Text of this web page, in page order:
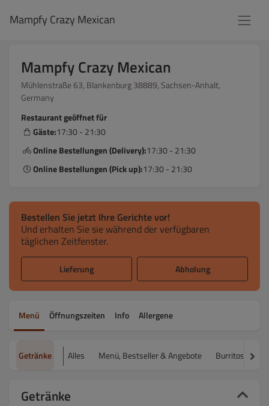
Mampfy Crazy Mexican
Mampfy Crazy Mexican
Mühlenstraße 63, Blankenburg 38889, Sachsen-Anhalt,
Germany
Restaurant geöffnet für
Gäste:17:30 - 21:30
Online Bestellungen (Delivery):17:30 - 21:30
Online Bestellungen (Pick up):17:30 - 21:30
Bestellen Sie jetzt Ihre Gerichte vor!
Und erhalten Sie sie während der verfügbaren
täglichen Zeitfenster.
Lieferung Abholung
Menü Öffnungszeiten Info Allergene
Getränke Alles Menü, Bestseller & Angebote Burritos
Getränke